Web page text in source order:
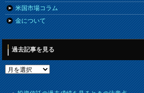
米国市場コラム
金について
過去記事を見る